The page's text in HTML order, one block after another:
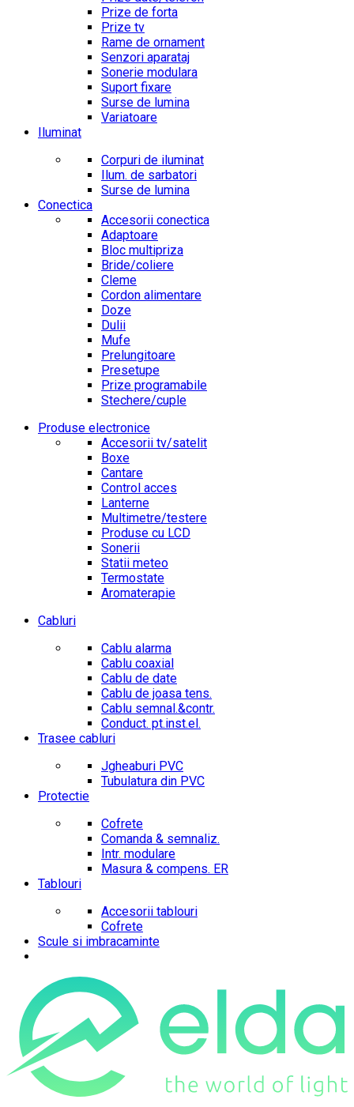
Prize de forta
Prize tv
Rame de ornament
Senzori aparataj
Sonerie modulara
Suport fixare
Surse de lumina
Variatoare
Iluminat
Corpuri de iluminat
Ilum. de sarbatori
Surse de lumina
Conectica
Accesorii conectica
Adaptoare
Bloc multipriza
Bride/coliere
Cleme
Cordon alimentare
Doze
Dulii
Mufe
Prelungitoare
Presetupe
Prize programabile
Stechere/cuple
Produse electronice
Accesorii tv/satelit
Boxe
Cantare
Control acces
Lanterne
Multimetre/testere
Produse cu LCD
Sonerii
Statii meteo
Termostate
Aromaterapie
Cabluri
Cablu alarma
Cablu coaxial
Cablu de date
Cablu de joasa tens.
Cablu semnal.&contr.
Conduct. pt.inst.el.
Trasee cabluri
Jgheaburi PVC
Tubulatura din PVC
Protectie
Cofrete
Comanda & semnaliz.
Intr. modulare
Masura & compens. ER
Tablouri
Accesorii tablouri
Cofrete
Scule si imbracaminte